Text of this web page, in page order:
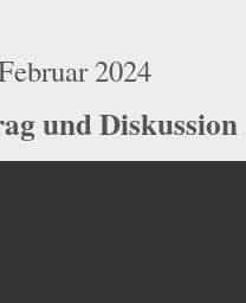
2024
und Diskussion